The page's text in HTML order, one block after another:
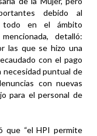
debido al
todo en el ámbito
detalló:
las que se hizo una
con el pago
necesidad puntual de
con nuevas
para el personal de
que “el HPI permite